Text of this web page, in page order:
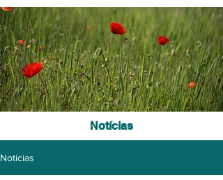
Notícias
Notícias